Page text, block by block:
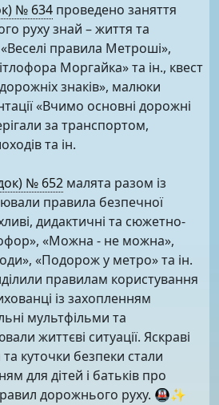
№ 634 проведено заняття
руху знай – життя та
«Веселі правила Метроші»,
Моргайка» та ін., квест
знаків», малюки
«Вчимо основні дорожні
за транспортом,
та ін.
№ 652 малята разом із
правила безпечної
дидактичні та сюжетно-
«Можна - не можна»,
«Подорож у метро» та ін.
правилам користування
із захопленням
мультфільми та
життєві ситуації. Яскраві
куточки безпеки стали
для дітей і батьків про
дорожнього руху. 🚇✨